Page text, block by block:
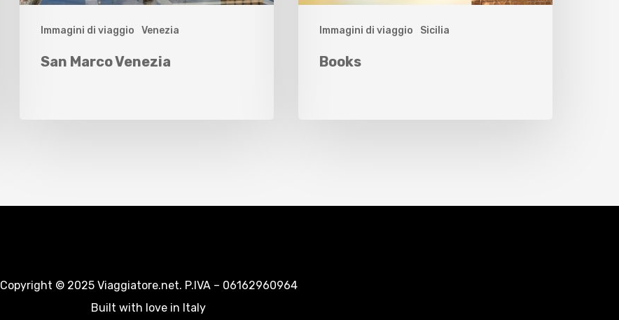
Immagini di viaggio Venezia
San Marco Venezia
Immagini di viaggio Sicilia
Books
Copyright © 2025 Viaggiatore.net. P.IVA – 06162960964
Built with love in Italy